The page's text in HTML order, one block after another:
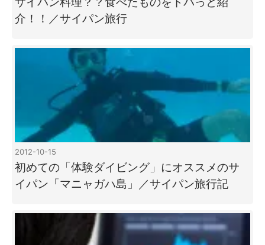
介！！／サイパン旅行
2012-10-15
初めての「体験ダイビング」にオススメのサ
イパン「マニャガハ島」／サイパン旅行記